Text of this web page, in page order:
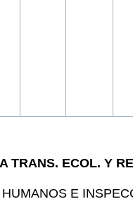
TRANS. ECOL. Y
E